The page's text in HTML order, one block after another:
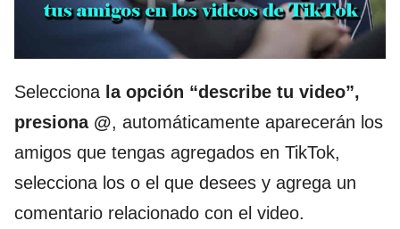
Selecciona la opción “describe tu video”,
presiona @, automáticamente aparecerán los
amigos que tengas agregados en TikTok,
selecciona los o el que desees y agrega un
comentario relacionado con el video.